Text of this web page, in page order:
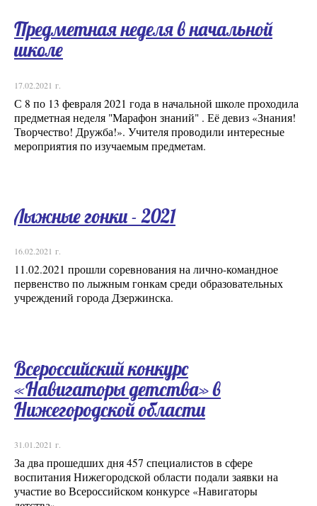
Предметная неделя в начальной
школе
17.02.2021 г.
С 8 по 13 февраля 2021 года в начальной школе проходила
предметная неделя "Марафон знаний" . Её девиз «Знания!
Творчество! Дружба!». Учителя проводили интересные
мероприятия по изучаемым предметам.
Лыжные гонки - 2021
16.02.2021 г.
11.02.2021 прошли соревнования на лично-командное
первенство по лыжным гонкам среди образовательных
учреждений города Дзержинска.
Всероссийский конкурс
«Навигаторы детства» в
Нижегородской области
31.01.2021 г.
За два прошедших дня 457 специалистов в сфере
воспитания Нижегородской области подали заявки на
участие во Всероссийском конкурсе «Навигаторы